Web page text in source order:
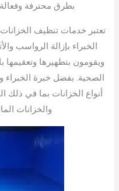
بطرق محترفة
تعتبر خدمات تنظيف
الخبراء بإزالة الرواسب
ويقومون بتطهيرها وتعقيمها
الصحية. بفضل خبرة الخبراء
أنواع الخزانات بما في ذلك
والخزانات